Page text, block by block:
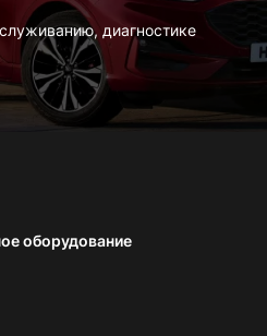
диагностике
оборудование